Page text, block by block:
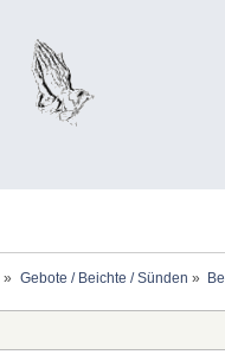
» Gebote / Beichte / Sünden »